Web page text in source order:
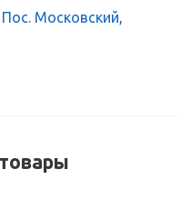
Московский,